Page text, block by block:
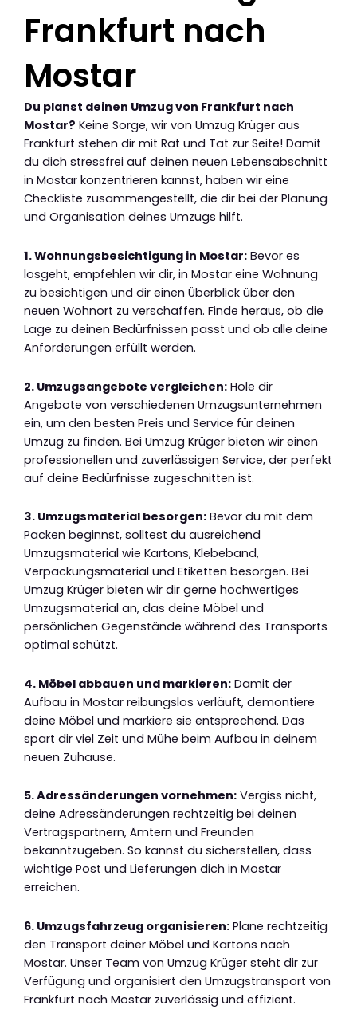
Frankfurt nach
Mostar
Du planst deinen Umzug von Frankfurt nach
Mostar? Keine Sorge, wir von Umzug Krüger aus
Frankfurt stehen dir mit Rat und Tat zur Seite! Damit
du dich stressfrei auf deinen neuen Lebensabschnitt
in Mostar konzentrieren kannst, haben wir eine
Checkliste zusammengestellt, die dir bei der Planung
und Organisation deines Umzugs hilft.
1. Wohnungsbesichtigung in Mostar: Bevor es
losgeht, empfehlen wir dir, in Mostar eine Wohnung
zu besichtigen und dir einen Überblick über den
neuen Wohnort zu verschaffen. Finde heraus, ob die
Lage zu deinen Bedürfnissen passt und ob alle deine
Anforderungen erfüllt werden.
2. Umzugsangebote vergleichen: Hole dir
Angebote von verschiedenen Umzugsunternehmen
ein, um den besten Preis und Service für deinen
Umzug zu finden. Bei Umzug Krüger bieten wir einen
professionellen und zuverlässigen Service, der perfekt
auf deine Bedürfnisse zugeschnitten ist.
3. Umzugsmaterial besorgen: Bevor du mit dem
Packen beginnst, solltest du ausreichend
Umzugsmaterial wie Kartons, Klebeband,
Verpackungsmaterial und Etiketten besorgen. Bei
Umzug Krüger bieten wir dir gerne hochwertiges
Umzugsmaterial an, das deine Möbel und
persönlichen Gegenstände während des Transports
optimal schützt.
4. Möbel abbauen und markieren: Damit der
Aufbau in Mostar reibungslos verläuft, demontiere
deine Möbel und markiere sie entsprechend. Das
spart dir viel Zeit und Mühe beim Aufbau in deinem
neuen Zuhause.
5. Adressänderungen vornehmen: Vergiss nicht,
deine Adressänderungen rechtzeitig bei deinen
Vertragspartnern, Ämtern und Freunden
bekanntzugeben. So kannst du sicherstellen, dass
wichtige Post und Lieferungen dich in Mostar
erreichen.
6. Umzugsfahrzeug organisieren: Plane rechtzeitig
den Transport deiner Möbel und Kartons nach
Mostar. Unser Team von Umzug Krüger steht dir zur
Verfügung und organisiert den Umzugstransport von
Frankfurt nach Mostar zuverlässig und effizient.